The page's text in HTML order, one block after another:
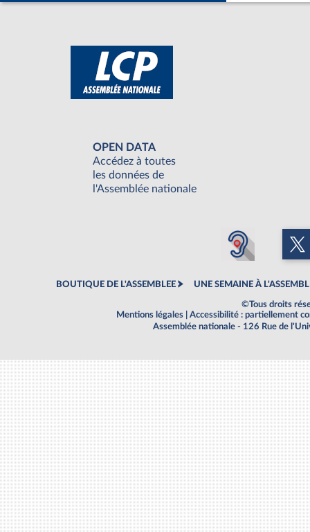
OPEN DATA
Accédez à toutes
les données de
l'Assemblée nationale
BOUTIQUE DE L'ASSEMBLEE UNE SEMAINE À
©Tous droits
Mentions légales
Accessibilité : partiellement
Assemblée nationale - 126 Rue de